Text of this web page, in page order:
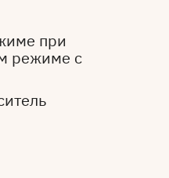
при
режиме с